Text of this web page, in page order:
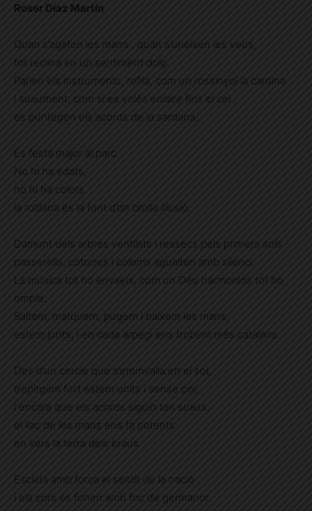
Roser Díaz Martín
Quan s’agafen les mans , quan s’uneixen les veus,
tot reclina en un sentiment dolç.
Parlen els instruments, refila, com un rossinyol la cardina
i suaument, com si es volés enlaire fins el cel ,
es puntegen els acords de la sardana.
És festa major al parc.
No hi ha edats,
no hi ha colors
la rotllana és la font d’on brolla il·lusió.
Damunt dels arbres ventilats i ressecs pels primers sols
passerells, cotorres i coloms aguaiten amb silenci.
La música tot ho envaeix, com un Déu harmoniós tot ho
omple.
Saltem, marquem, pugem i baixem les mans,
estem junts, i en cada arpegi ens trobem més catalans.
Des d’un cercle que s’emmiralla en el sol,
trepitgem fort estem units i sense por,
i encara que els acords siguin tan suaus,
el llaç de les mans ens fa potents
en vers la terra dels braus.
Esclata amb força el sentit de la nació
i els cors es fonen amb foc de germanor.